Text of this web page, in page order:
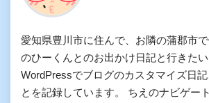
愛知県豊川市に住んで、お隣の蒲郡市
のひーくんとのお出かけ日記と行きたい
WordPressでブログのカスタマイズ日
とを記録しています。 ちえのナビゲー